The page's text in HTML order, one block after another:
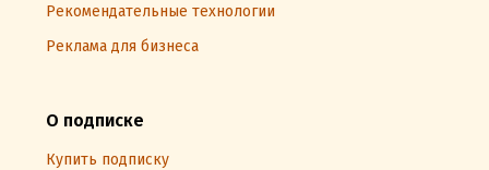
Рекомендательные технологии
Реклама для бизнеса
О подписке
Купить подписку